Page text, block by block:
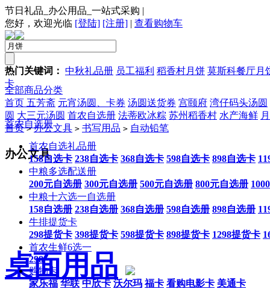
节日礼品_办公用品_一站式采购 |
您好，欢迎光临 [登陆] [注册] | 查看购物车
热门关键词： 中秋礼品册 员工福利 稻香村月饼 莫斯科餐厅月
卡
全部商品分类
首农自选册
首农自选礼品册
158自选卡 238自选卡 368自选卡 598自选卡 898自选卡
中粮多选配送册
200元自选册 300元自选册 500元自选册 800元自选册
中粮十六选一自选册
158自选册 238自选册 368自选册 598自选册 898自选册
牛排提货卡
298提货卡 398提货卡 598提货卡 898提货卡 1298提货卡
首农生鲜6选一
298
购物卡
家乐福 华联 中欣卡 沃尔玛 福卡 看购电影卡 美通卡
首页 五芳斋 元宵汤圆、卡券 汤圆送货券 宫颐府 湾仔码头汤圆
圆 大三元汤圆 首农自选册 法蒂欧冰粽 苏州稻香村 水产海鲜
首页 > 办公文具 > 书写用品 > 自动铅笔
办公文具
桌面用品